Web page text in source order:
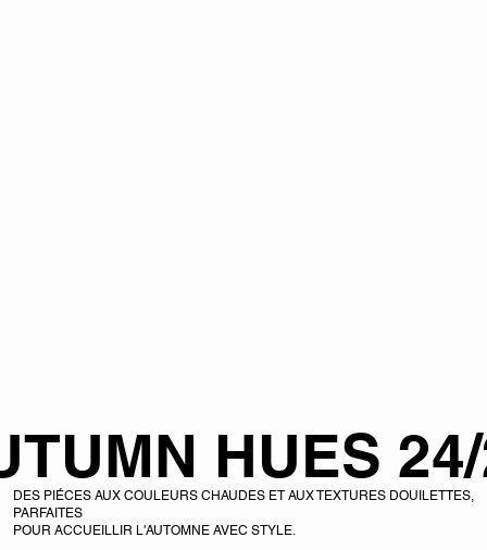
HUES
DES PIÉCES AUX COULEURS CHAUDES ET AUX TEXTURES DOUILETTES,
PARFAITES
POUR ACCUEILLIR L'AUTOMNE AVEC STYLE.